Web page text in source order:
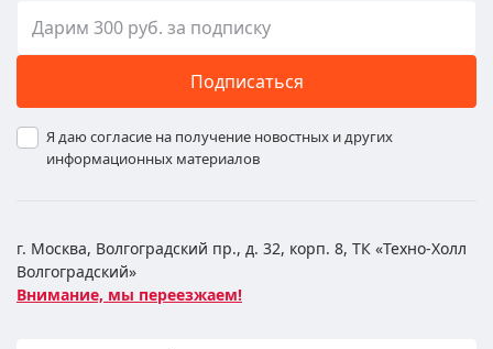
Подписаться
Я даю согласие на получение новостных и других
информационных материалов
г. Москва, Волгоградский пр., д. 32, корп. 8, ТК «Техно-Холл
Волгоградский»
Внимание, мы переезжаем!